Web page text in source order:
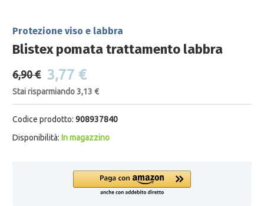
Protezione viso e labbra
Blistex pomata trattamento labbra
6,90 € 3,77 €
Stai risparmiando 3,13 €
Codice prodotto: 908937840
Disponibilità: In magazzino